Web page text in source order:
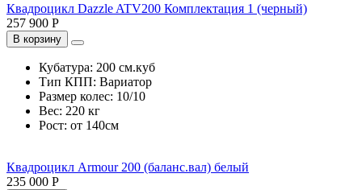
Квадроцикл Dazzle ATV200 Комплектация 1 (черный)
257 900 Р
В корзину
Кубатура: 200 см.куб
Тип КПП: Вариатор
Размер колес: 10/10
Вес: 220 кг
Рост: от 140см
Квадроцикл Armour 200 (баланс.вал) белый
235 000 Р